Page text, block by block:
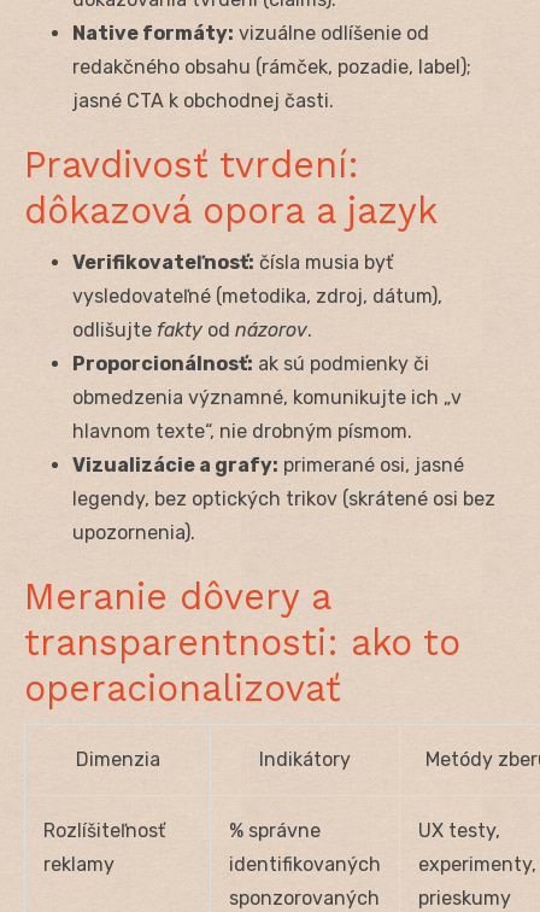
Native formáty: vizuálne odlíšenie od
redakčného obsahu (rámček, pozadie, label);
jasné CTA k obchodnej časti.
Pravdivosť tvrdení:
dôkazová opora a jazyk
Verifikovateľnosť: čísla musia byť
vysledovateľné (metodika, zdroj, dátum),
odlišujte fakty od názorov.
Proporcionálnosť: ak sú podmienky či
obmedzenia významné, komunikujte ich „v
hlavnom texte“, nie drobným písmom.
Vizualizácie a grafy: primerané osi, jasné
legendy, bez optických trikov (skrátené osi bez
upozornenia).
Meranie dôvery a
transparentnosti: ako to
operacionalizovať
Dimenzia Indikátory Metódy
Rozlíšiteľnosť
reklamy
% správne
identifikovaných
sponzorovaných
UX testy,
experimenty,
prieskumy